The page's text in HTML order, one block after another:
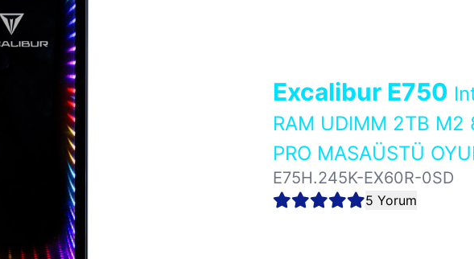
Excalibur E750
RAM UDIMM 2TB M2
PRO MASAÜSTÜ
E75H.245K-EX60R-0SD
5 Yorum